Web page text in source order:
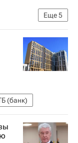
Еще5
(банк)